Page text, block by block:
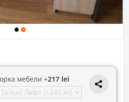
мебели +217 lei